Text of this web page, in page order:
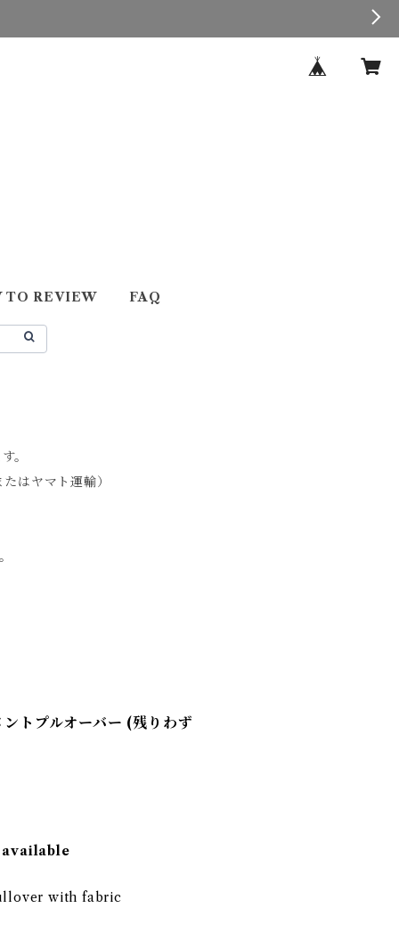
TO REVIEW FAQ
。
はヤマト運輸）
トプルオーバー (残りわず
with fabric